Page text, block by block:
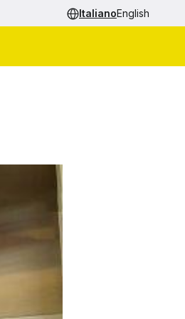
ItalianoEnglish